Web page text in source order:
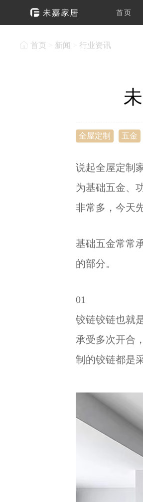
首页
首页 新闻 行业资讯
全屋定制 五金
说起全屋定制
为基础五金、
非常多，今天
基础五金常常
的部分。
01
铰链铰链也就
承受多次开合
制的铰链都是